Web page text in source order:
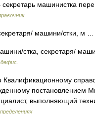
машинистка
машини/стки, м
стка, секретаря/
постановлением
выполняющий